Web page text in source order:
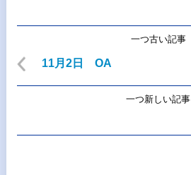
一つ古い記事
11月2日 OA
一つ新しい記事